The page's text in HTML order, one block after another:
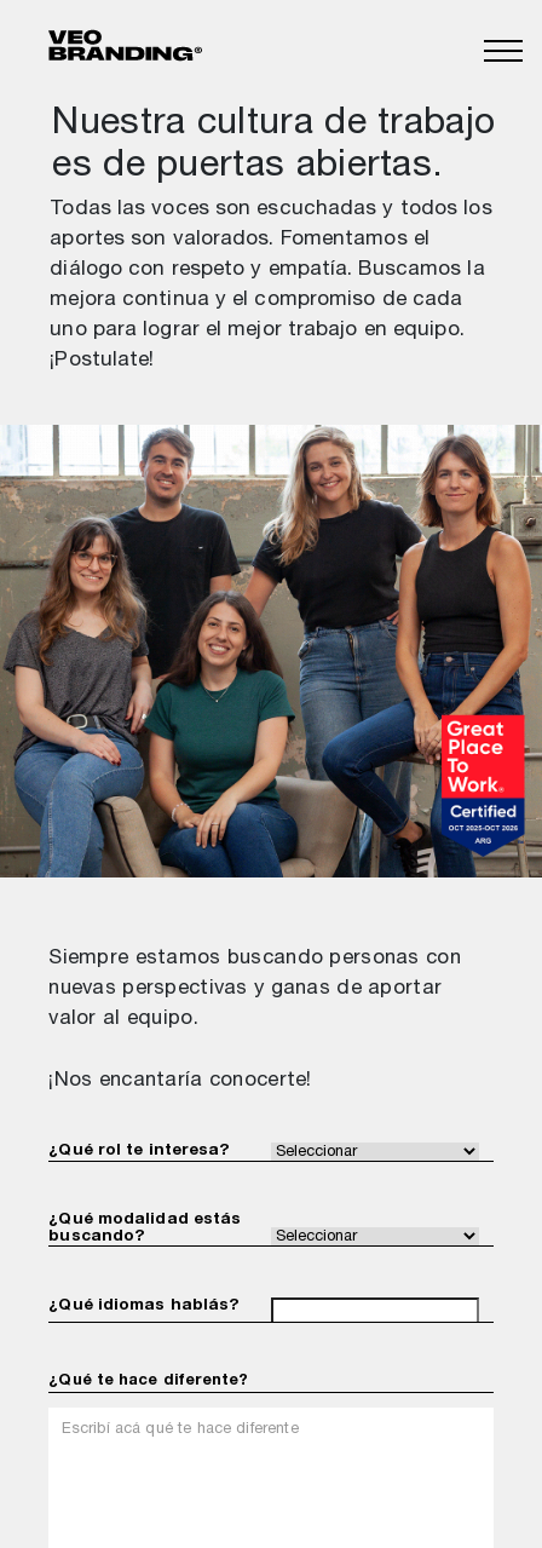
Nuestra cultura de trabajo
es de puertas abiertas.
Todas las voces son escuchadas y todos los
aportes son valorados. Fomentamos el
diálogo con respeto y empatía. Buscamos la
mejora continua y el compromiso de cada
uno para lograr el mejor trabajo en equipo.
¡Postulate!
Siempre estamos buscando personas con
nuevas perspectivas y ganas de aportar
valor al equipo.
¡Nos encantaría conocerte!
¿Qué rol te interesa?
¿Qué modalidad estás
buscando?
¿Qué idiomas hablás?
¿Qué te hace diferente?